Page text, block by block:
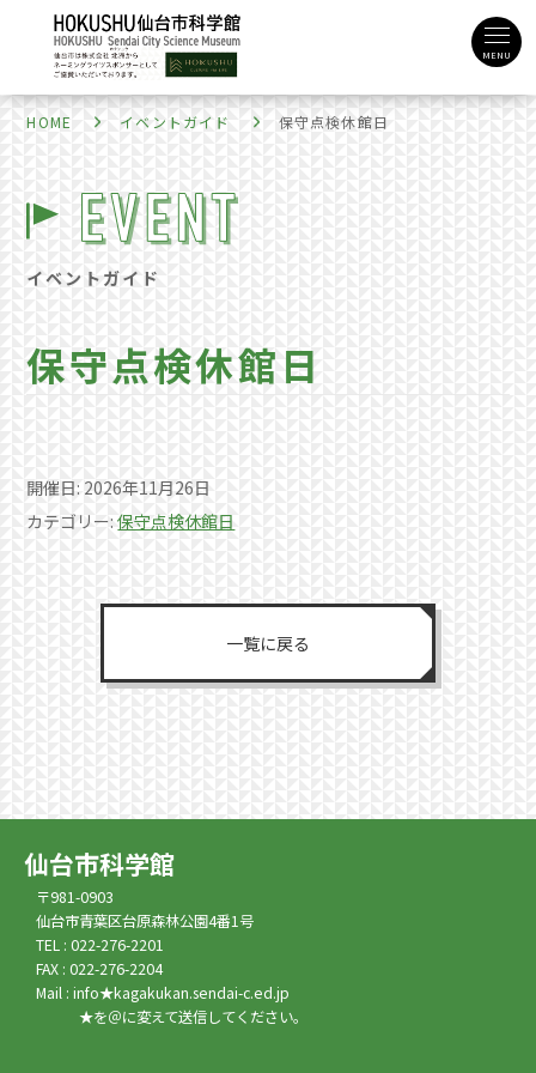
MENU
HOME イベントガイド 保守点検休館日
イベントガイド
保守点検休館日
開催日: 2026年11月26日
カテゴリー:保守点検休館日
一覧に戻る
仙台市科学館
〒981-0903
仙台市青葉区台原森林公園4番1号
TEL : 022-276-2201
FAX : 022-276-2204
Mail : info★kagakukan.sendai-c.ed.jp
★を＠に変えて送信してください。